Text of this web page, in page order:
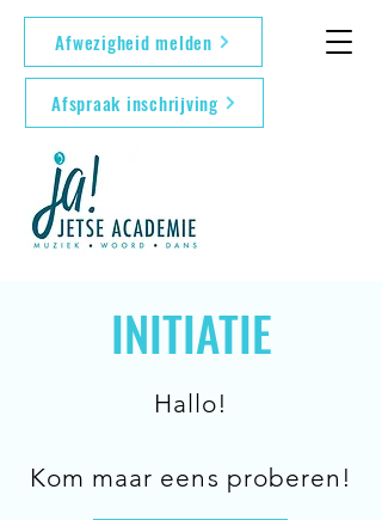
Afwezigheid melden
Afspraak inschrijving
INITIATIE
Hallo!
Kom maar eens proberen!